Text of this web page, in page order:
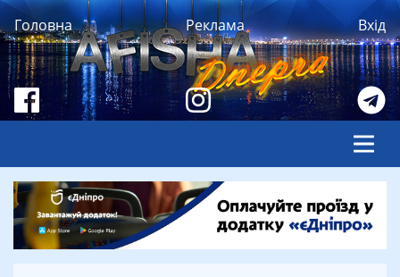
Головна Реклама Вхід